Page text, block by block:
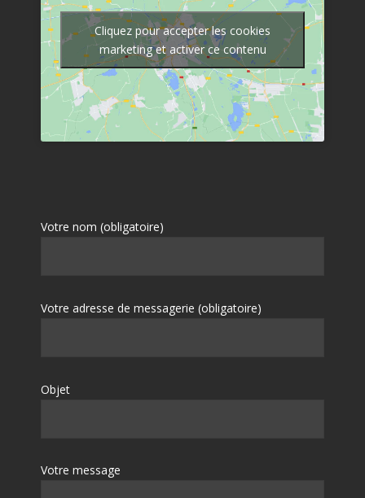
Cliquez pour accepter les cookies
marketing et activer ce contenu
Votre nom (obligatoire)
Votre adresse de messagerie (obligatoire)
Objet
Votre message